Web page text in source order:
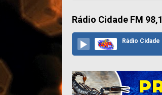
Rádio Cidade FM 98,1
Rádio Cidade